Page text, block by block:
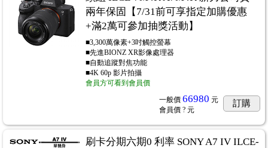
兩年保固【7/31前可享指定加購優惠
+滿2萬可參加抽獎活動】
■3,300萬像素+3吋觸控螢幕
■先進BIONZ XR影像處理器
■自動追蹤對焦功能
■4K 60p 影片拍攝
會員方可看到會員價
一般價 66980 元
會員價 ? 元
訂購
刷卡分期六期0 利率 SONY A7 IV ILCE-